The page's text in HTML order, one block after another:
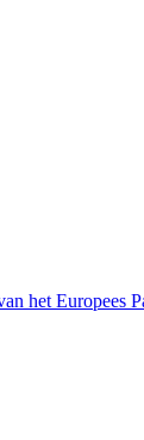
het Europees